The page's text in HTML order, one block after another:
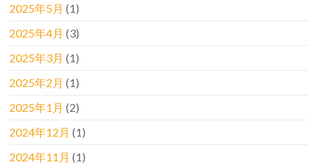
2025年5月 (1)
2025年4月 (3)
2025年3月 (1)
2025年2月 (1)
2025年1月 (2)
2024年12月 (1)
2024年11月 (1)